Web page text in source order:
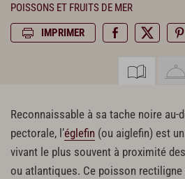
POISSONS ET FRUITS DE MER
IMPRIMER
Reconnaissable à sa tache noire au-
pectorale, l’églefin (ou aiglefin) est
vivant le plus souvent à proximité
ou atlantiques. Ce poisson